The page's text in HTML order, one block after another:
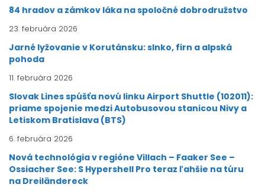
84 hradov a zámkov láka na spoločné dobrodružstvo
23. februára 2026
Jarné lyžovanie v Korutánsku: slnko, firn a alpská
pohoda
11. februára 2026
Slovak Lines spúšťa novú linku Airport Shuttle (102011):
priame spojenie medzi Autobusovou stanicou Nivy a
Letiskom Bratislava (BTS)
6. februára 2026
Nová technológia v regióne Villach – Faaker See –
Ossiacher See: S Hypershell Pro teraz ľahšie na túru
na Dreiländereck